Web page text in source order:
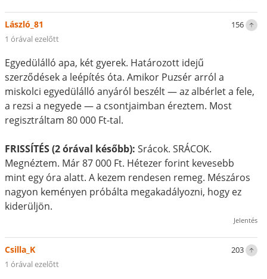
156
László_81
1 órával ezelőtt
Egyedülálló apa, két gyerek. Határozott idejű
szerződések a leépítés óta. Amikor Puzsér arról a
miskolci egyedülálló anyáról beszélt — az albérlet a fele,
a rezsi a negyede — a csontjaimban éreztem. Most
regisztráltam 80 000 Ft-tal.
FRISSÍTÉS (2 órával később): Srácok. SRÁCOK.
Megnéztem. Már 87 000 Ft. Hétezer forint kevesebb
mint egy óra alatt. A kezem rendesen remeg. Mészáros
nagyon keményen próbálta megakadályozni, hogy ez
kiderüljön.
Jelentés
203
Csilla_K
1 órával ezelőtt